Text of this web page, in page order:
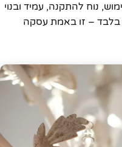
נוח להתקנה, עמיד ובנוי
ובמחיר של 159 ש"ח בלבד – זו באמת עסקה